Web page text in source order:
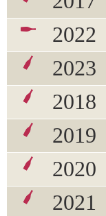
2022
2023
2018
2019
2020
2021